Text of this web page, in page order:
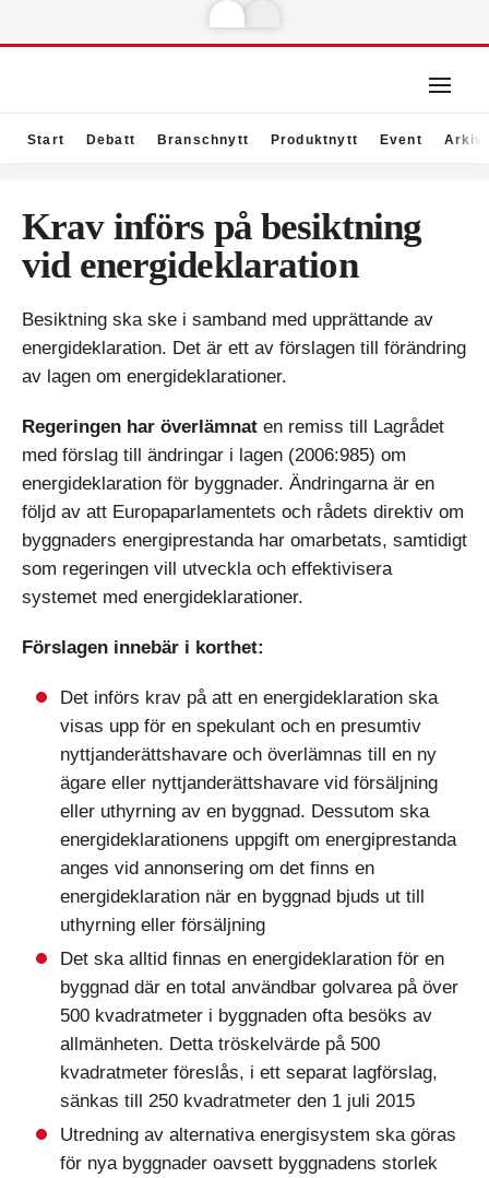
Start Debatt Branschnytt Produktnytt Event Arkiv
Krav införs på besiktning
vid energideklaration
Besiktning ska ske i samband med upprättande av
energideklaration. Det är ett av förslagen till förändring
av lagen om energideklarationer.
Regeringen har överlämnat en remiss till Lagrådet
med förslag till ändringar i lagen (2006:985) om
energideklaration för byggnader. Ändringarna är en
följd av att Europaparlamentets och rådets direktiv om
byggnaders energiprestanda har omarbetats, samtidigt
som regeringen vill utveckla och effektivisera
systemet med energideklarationer.
Förslagen innebär i korthet:
Det införs krav på att en energideklaration ska
visas upp för en spekulant och en presumtiv
nyttjanderättshavare och överlämnas till en ny
ägare eller nyttjanderättshavare vid försäljning
eller uthyrning av en byggnad. Dessutom ska
energideklarationens uppgift om energiprestanda
anges vid annonsering om det finns en
energideklaration när en byggnad bjuds ut till
uthyrning eller försäljning
Det ska alltid finnas en energideklaration för en
byggnad där en total användbar golvarea på över
500 kvadratmeter i byggnaden ofta besöks av
allmänheten. Detta tröskelvärde på 500
kvadratmeter föreslås, i ett separat lagförslag,
sänkas till 250 kvadratmeter den 1 juli 2015
Utredning av alternativa energisystem ska göras
för nya byggnader oavsett byggnadens storlek